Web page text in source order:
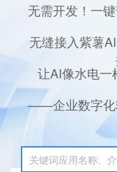
无需开发！一
无缝接入紫薯
让AI像水电一
——企业数字化